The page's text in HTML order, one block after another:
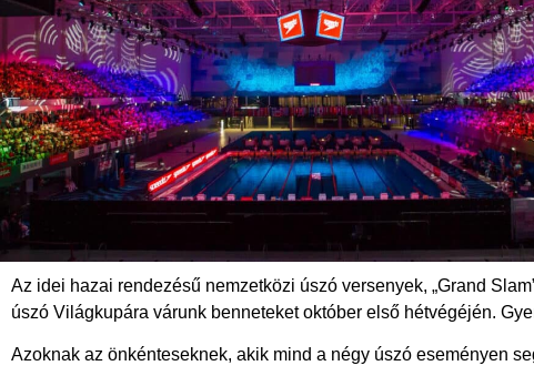
Az idei hazai rendezésű nemzetközi úszó versenyek, „Grand
úszó Világkupára várunk benneteket október első hétvégéjén.
Azoknak az önkénteseknek, akik mind a négy úszó eseményen